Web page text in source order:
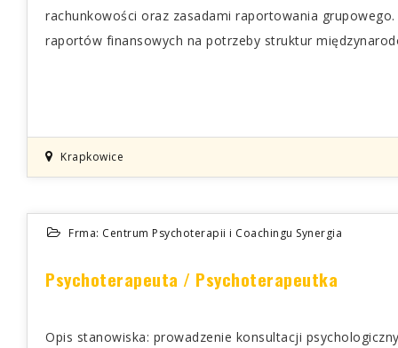
rachunkowości oraz zasadami raportowania
raportów finansowych na potrzeby struktur
Krapkowice
Frma: Centrum Psychoterapii i Coachingu Synergia
Psychoterapeuta / Psychoterapeutka
Opis stanowiska: prowadzenie konsultacji